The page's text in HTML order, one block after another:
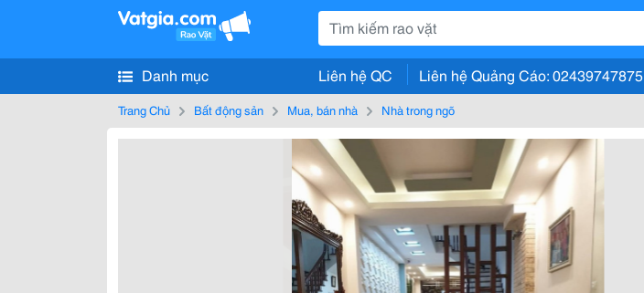
Danh mục Liên hệ QC Liên hệ Quảng Cáo: 02439747875
Trang Chủ Bất động sản Mua, bán nhà Nhà trong ngõ